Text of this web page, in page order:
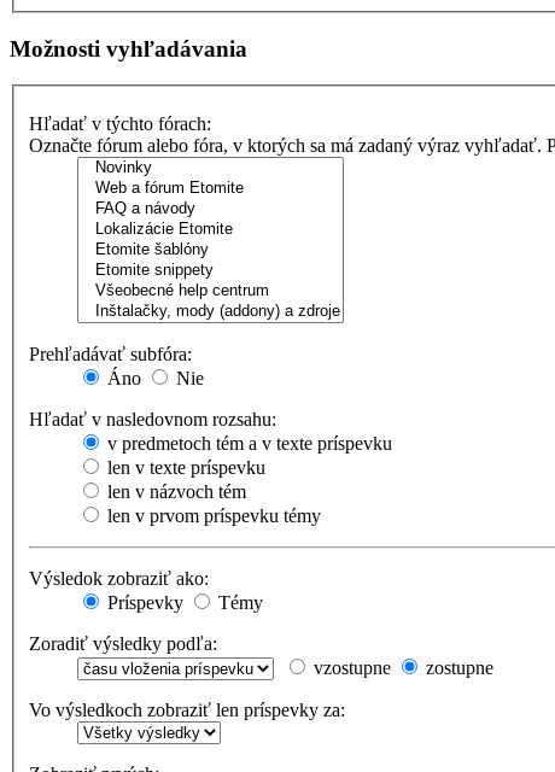
Možnosti vyhľadávania
Hľadať v týchto fórach:
Označte fórum alebo fóra, v ktorých sa má zadaný výraz
Prehľadávať subfóra:
Áno
Nie
Hľadať v nasledovnom rozsahu:
v predmetoch tém a v texte príspevku
len v texte príspevku
len v názvoch tém
len v prvom príspevku témy
Výsledok zobraziť ako:
Príspevky
Témy
Zoradiť výsledky podľa:
vzostupne
zostupne
Vo výsledkoch zobraziť len príspevky za: